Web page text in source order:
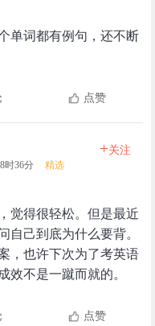
单词都有例句，还不断
点赞
时36分 精选
+关注
觉得很轻松。但是最近
自己到底为什么要背。
，也许下次为了考英语
效不是一蹴而就的。
点赞